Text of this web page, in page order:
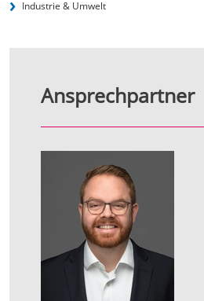
Industrie & Umwelt
Ansprechpartner